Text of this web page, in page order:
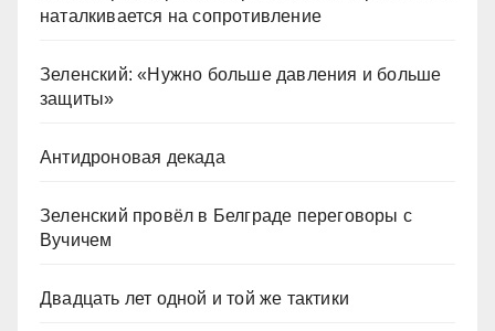
наталкивается на сопротивление
Зеленский: «Нужно больше давления и больше
защиты»
Антидроновая декада
Зеленский провёл в Белграде переговоры с
Вучичем
Двадцать лет одной и той же тактики